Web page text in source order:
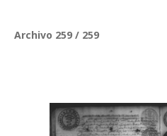
Archivo 259 / 259